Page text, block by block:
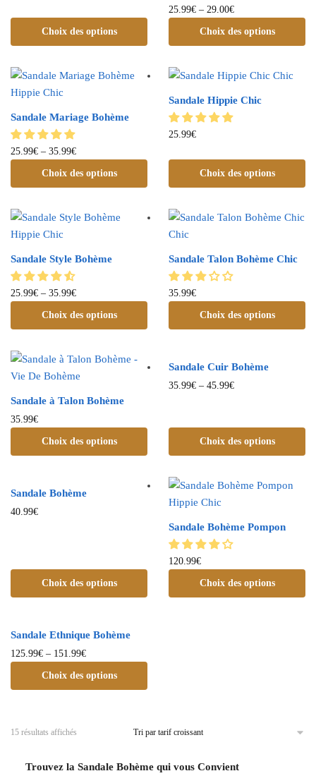
Choix des options
25.99€ – 29.00€
Choix des options
Sandale Mariage Bohème
25.99€ – 35.99€
Choix des options
Sandale Hippie Chic
25.99€
Choix des options
Sandale Style Bohème
25.99€ – 35.99€
Choix des options
Sandale Talon Bohème Chic
35.99€
Choix des options
Sandale à Talon Bohème
35.99€
Choix des options
Sandale Cuir Bohème
35.99€ – 45.99€
Choix des options
Sandale Bohème
40.99€
Choix des options
Sandale Bohème Pompon
120.99€
Choix des options
Sandale Ethnique Bohème
125.99€ – 151.99€
Choix des options
15 résultats affichés
Trouvez la Sandale Bohème qui vous Convient